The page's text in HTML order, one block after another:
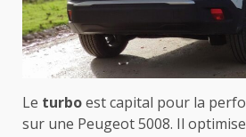
Le turboest capital pour la
sur une Peugeot 5008. Il